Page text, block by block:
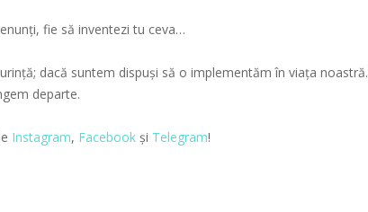
fie să inventezi tu ceva…
dacă suntem dispuși să o implementăm în viața noastră.
departe.
Instagram, Facebook și Telegram!